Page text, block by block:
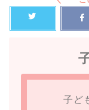
子ど